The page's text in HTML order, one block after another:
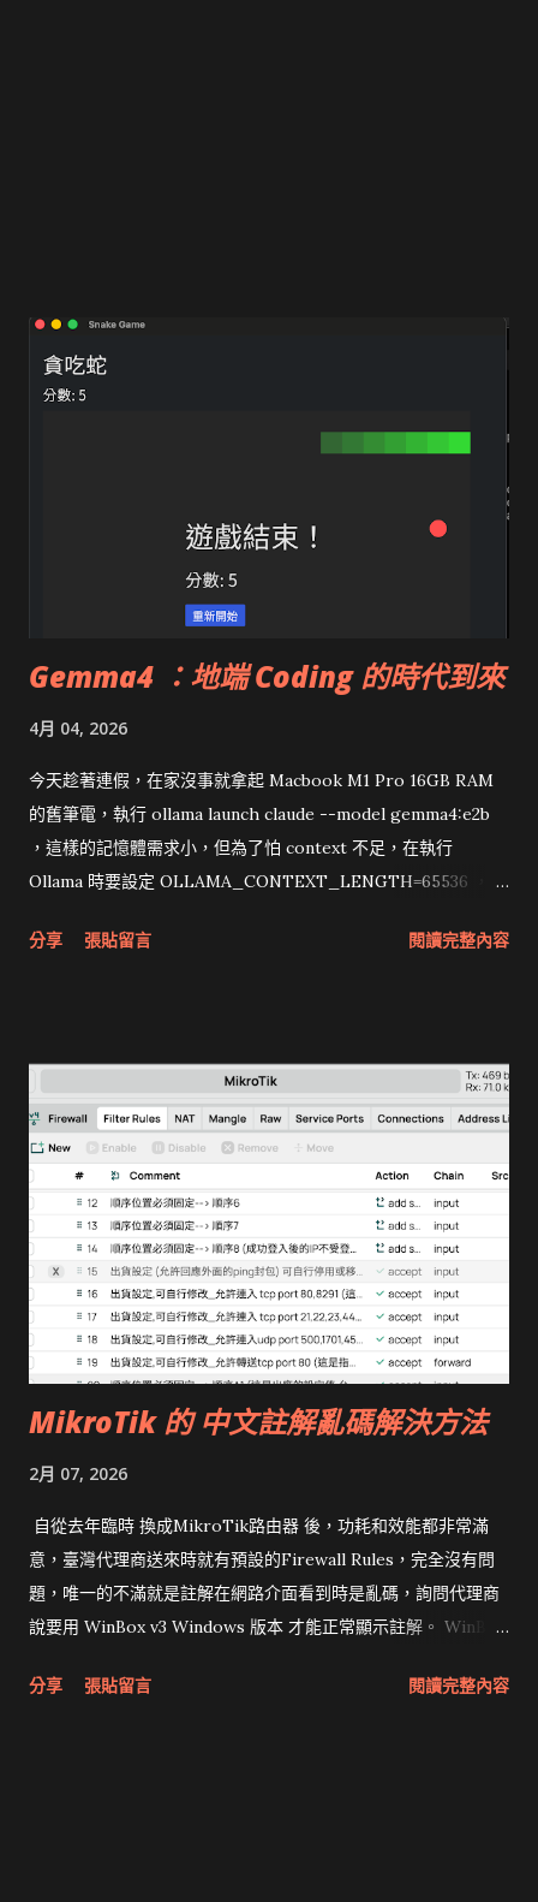
Gemma4 ：地端 Coding 的時代到來
4月 04, 2026
今天趁著連假，在家沒事就拿起 Macbook M1 Pro 16GB RAM
的舊筆電，執行 ollama launch claude --model gemma4:e2b
，這樣的記憶體需求小，但為了怕 context 不足，在執行
Ollama 時要設定 OLLAMA_CONTEXT_LENGTH=65536 ，至
最小的模型，能夠讓 Claude Code 自主使用 Rust 寫出Native
e2b更好一些。 無論使用何種模型， 想要LLM Coding效果好必
須要留足夠的RAM給作業系統與Context，Happy Coding！ 後
記：看到 Agentic Coding 基準測試 排行，可證明我說的沒錯，
Gemma4相當能打，在Jetson Thor上跑Gemma4-31B就是地端
的首選。若使用5090搭配Gemma4，我會選擇26B模型，把
Context盡可能拉大，這樣才會跑得順。
分享 張貼留言 閱讀完整內容
MikroTik 的 中文註解亂碼解決方法
2月 07, 2026
自從去年臨時 換成MikroTik路由器 後，功耗和效能都非常滿
意，臺灣代理商送來時就有預設的Firewall Rules，完全沒有問
題，唯一的不滿就是註解在網路介面看到時是亂碼，詢問代理商
說要用 WinBox v3 Windows 版本 才能正常顯示註解。 WinBox
的主力是 mac 和 Linux，我也不喜歡使用 WinBox ，能夠使用瀏
分享 張貼留言 閱讀完整內容